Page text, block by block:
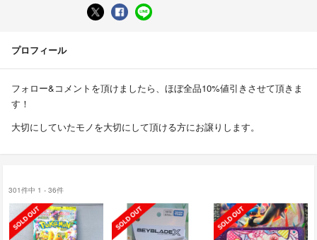
プロフィール
フォロー&コメントを頂けましたら、ほぼ全品10%値引きさせて頂きま
す！
大切にしていたモノを大切にして頂ける方にお譲りします。
301件中 1 - 36件